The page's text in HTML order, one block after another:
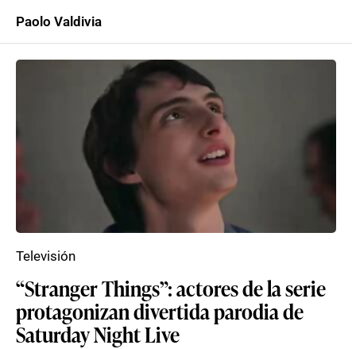
Paolo Valdivia
“Stranger Things”: actores de la serie
protagonizan divertida parodia de
Saturday Night Live
Televisión